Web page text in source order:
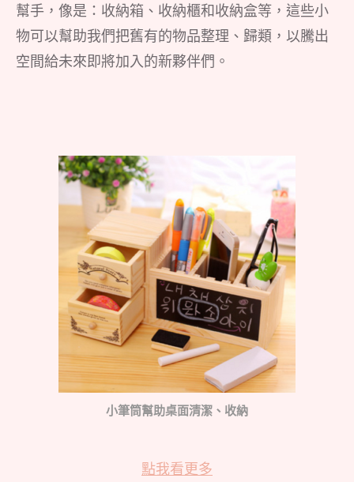
幫手，像是：收納箱、收納櫃和收納盒等，這些小
物可以幫助我們把舊有的物品整理、歸類，以騰出
空間給未來即將加入的新夥伴們。
小筆筒幫助桌面清潔、收納
點我看更多